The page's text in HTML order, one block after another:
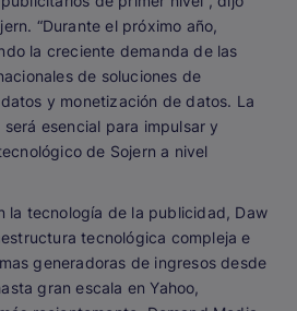
“Durante el próximo año,
la creciente demanda de las
de soluciones de
y monetización de datos. La
esencial para impulsar y
de Sojern a nivel
la tecnología de la publicidad, Daw
tecnológica compleja e
generadoras de ingresos desde
gran escala en Yahoo,